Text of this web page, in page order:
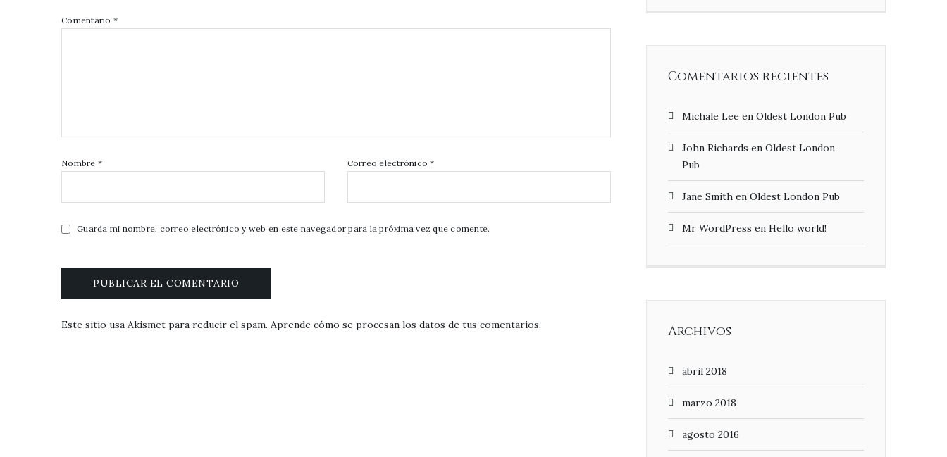
Comentario *
Nombre * Correo electrónico*
Guarda mi nombre, correo electrónico y web en este navegador para la próxima vez que comente.
Este sitio usa Akismet para reducir el spam. Aprende cómo se procesan los datos de tus comentarios.
Comentarios recientes
Michale Lee en Oldest London Pub
John Richards en Oldest London
Pub
Jane Smith en Oldest London Pub
Mr WordPress en Hello world!
Archivos
abril 2018
marzo 2018
agosto 2016